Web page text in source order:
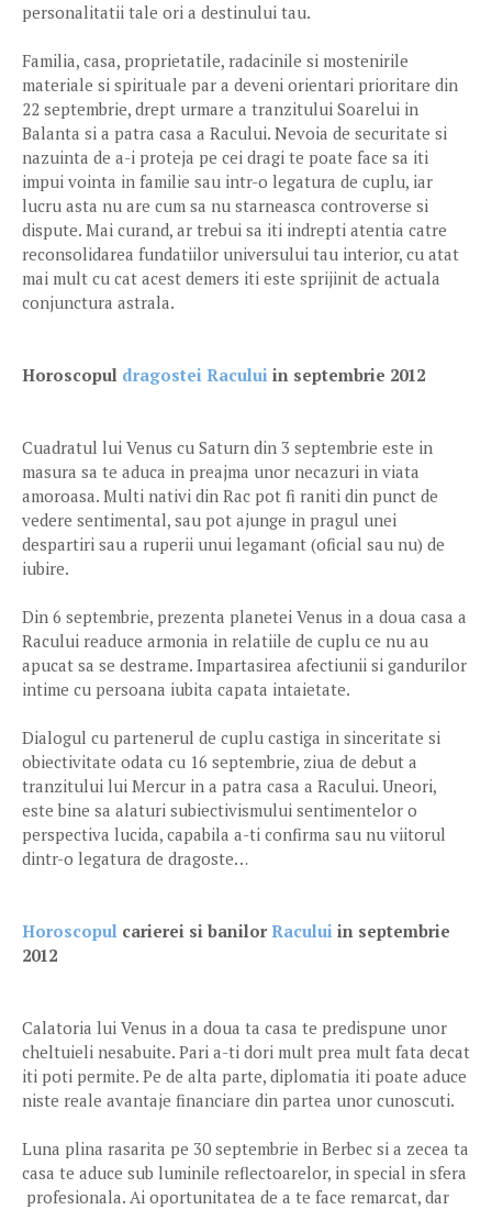
personalitatii tale ori a destinului tau.
Familia, casa, proprietatile, radacinile si mostenirile
materiale si spirituale par a deveni orientari prioritare din
22 septembrie, drept urmare a tranzitului Soarelui in
Balanta si a patra casa a Racului. Nevoia de securitate si
nazuinta de a-i proteja pe cei dragi te poate face sa iti
impui vointa in familie sau intr-o legatura de cuplu, iar
lucru asta nu are cum sa nu starneasca controverse si
dispute. Mai curand, ar trebui sa iti indrepti atentia catre
reconsolidarea fundatiilor universului tau interior, cu atat
mai mult cu cat acest demers iti este sprijinit de actuala
conjunctura astrala.
Horoscopul dragostei Racului in septembrie 2012
Cuadratul lui Venus cu Saturn din 3 septembrie este in
masura sa te aduca in preajma unor necazuri in viata
amoroasa. Multi nativi din Rac pot fi raniti din punct de
vedere sentimental, sau pot ajunge in pragul unei
despartiri sau a ruperii unui legamant (oficial sau nu) de
iubire.
Din 6 septembrie, prezenta planetei Venus in a doua casa a
Racului readuce armonia in relatiile de cuplu ce nu au
apucat sa se destrame. Impartasirea afectiunii si gandurilor
intime cu persoana iubita capata intaietate.
Dialogul cu partenerul de cuplu castiga in sinceritate si
obiectivitate odata cu 16 septembrie, ziua de debut a
tranzitului lui Mercur in a patra casa a Racului. Uneori,
este bine sa alaturi subiectivismului sentimentelor o
perspectiva lucida, capabila a-ti confirma sau nu viitorul
dintr-o legatura de dragoste…
Horoscopul carierei si banilorRacului in septembrie
2012
Calatoria lui Venus in a doua ta casa te predispune unor
cheltuieli nesabuite. Pari a-ti dori mult prea mult fata decat
iti poti permite. Pe de alta parte, diplomatia iti poate aduce
niste reale avantaje financiare din partea unor cunoscuti.
Luna plina rasarita pe 30 septembrie in Berbec si a zecea ta
casa te aduce sub luminile reflectoarelor, in special in sfera
profesionala. Ai oportunitatea de a te face remarcat, dar